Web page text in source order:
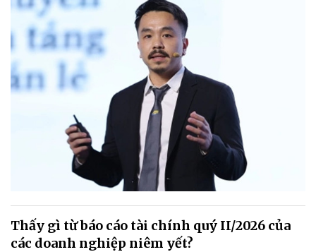
Thấy gì từ báo cáo tài chính quý II/2026 của
các doanh nghiệp niêm yết?